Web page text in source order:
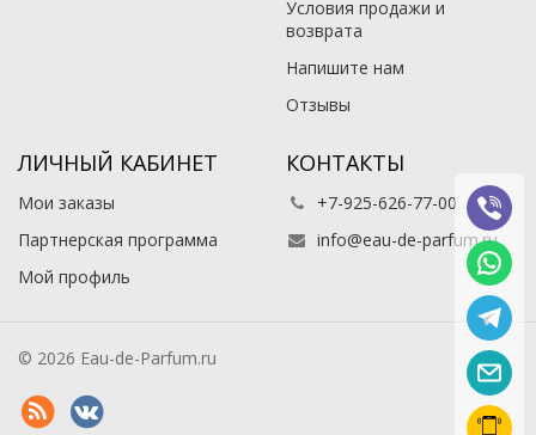
Условия продажи и
возврата
Напишите нам
Отзывы
ЛИЧНЫЙ КАБИНЕТ
Мои заказы
Партнерская программа
Мой профиль
КОНТАКТЫ
+7-925-626-77-00
info@eau-de-parfum.ru
© 2026 Eau-de-Parfum.ru